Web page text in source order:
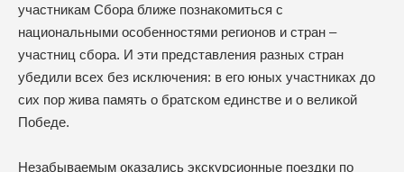
участникам Сбора ближе познакомиться с
национальными особенностями регионов и стран –
участниц сбора. И эти представления разных стран
убедили всех без исключения: в его юных участниках до
сих пор жива память о братском единстве и о великой
Победе.
Незабываемым оказались экскурсионные поездки по